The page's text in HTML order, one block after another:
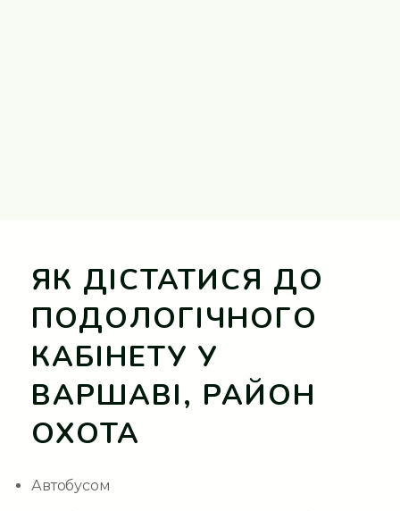
ЯК ДІСТАТИСЯ ДО
ПОДОЛОГІЧНОГО
КАБІНЕТУ У
ВАРШАВІ, РАЙОН
ОХОТА
Автобусом